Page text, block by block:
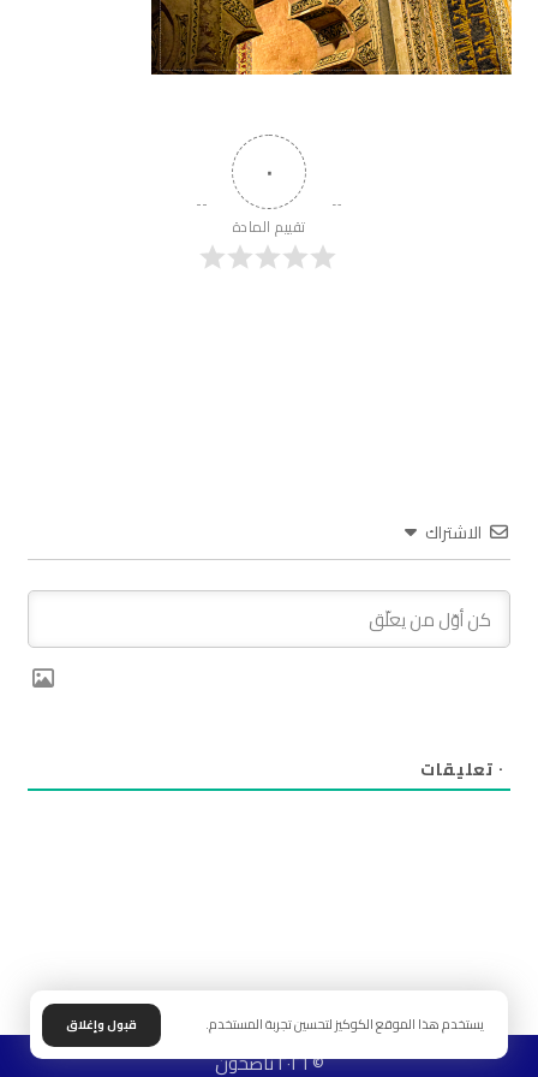
٠
تقييم المادة
الاشتراك
٠ تعليقات
© ٢٠٢٦ ناصحون
يستخدم هذا الموقع الكوكيز لتحسين تجربة المستخدم. قبول وإغلاق